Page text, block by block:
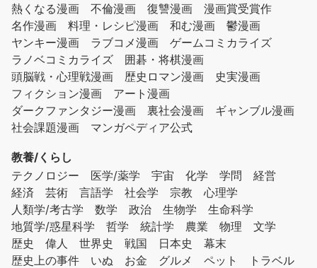
熱くなる漫画
不倫漫画 復讐漫画
漫画賞受賞作
名作漫画
料理・レシピ漫画 和む漫画
鬱漫画
ヤンキー漫画
ラブコメ漫画
ゲームコミカライズ
ラノベコミカライズ
囲碁・将棋漫画
頭脳戦・心理戦漫画
歴史ロマン漫画
史実漫画
フィクション漫画
アート漫画
ダークファンタジー漫画
裏社会漫画
ギャンブル漫画
社会課題漫画
マンガペディア公式
教養/くらし
テクノロジー
医学/薬学 宇宙 化学 学問
経営
経済
芸術 言語学 社会学 宗教
心理学
人類学/考古学
数学 政治 生物学
生命科学
地質学/惑星科学
哲学 統計学 農業 物理
文学
歴史
偉人 世界史 戦国 日本史
幕末
歴史上の事件
いぬ お金 グルメ ペット
トラベル